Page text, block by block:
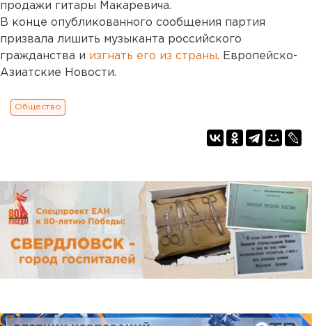
продажи гитары Макаревича.
В конце опубликованного сообщения партия
призвала лишить музыканта российского
гражданства и изгнать его из страны. Европейско-
Азиатские Новости.
Общество